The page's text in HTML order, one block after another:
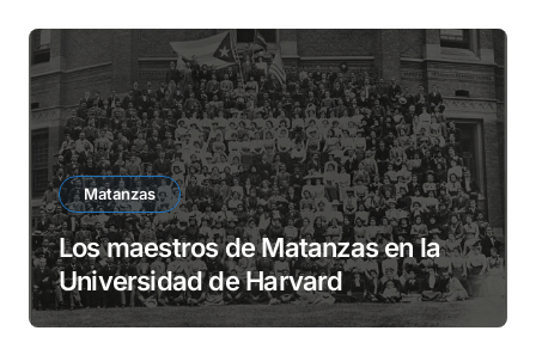
Matanzas
Los maestros de Matanzas en la
Universidad de Harvard